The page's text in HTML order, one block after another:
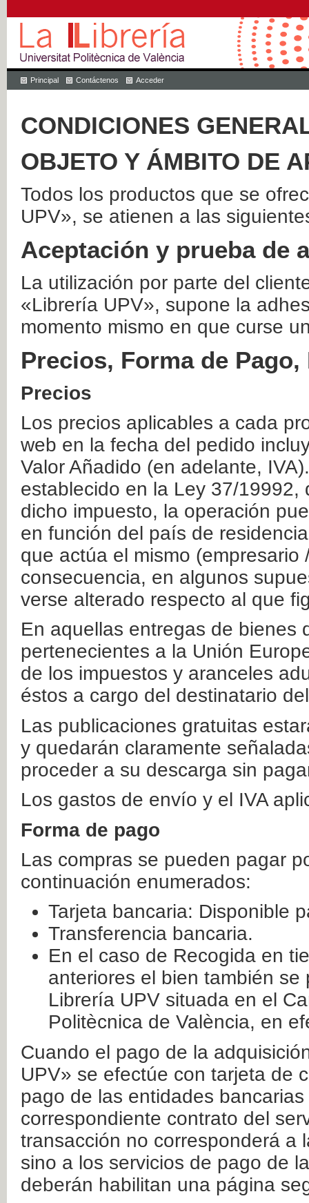
Principal Contáctenos Acceder
CONDICIONES
OBJETO Y ÁMBITO DE
Todos los productos que se
UPV», se atienen a las
Aceptación y prueba de
La utilización por parte del
«Librería UPV», supone la
momento mismo en que curse
Precios, Forma de
Precios
Los precios aplicables a cada
web en la fecha del pedido
Valor Añadido (en adelante,
establecido en la Ley 37/
dicho impuesto, la operación
en función del país de
que actúa el mismo
consecuencia, en algunos
verse alterado respecto al que
En aquellas entregas de bienes
pertenecientes a la Unión
de los impuestos y aranceles
éstos a cargo del destinatario
Las publicaciones gratuitas
y quedarán claramente
proceder a su descarga sin
Los gastos de envío y el IVA
Forma de pago
Las compras se pueden pagar
continuación enumerados:
Tarjeta bancaria: Disponible
Transferencia bancaria.
En el caso de Recogida en
anteriores el bien también
Librería UPV situada en el
Politècnica de València, en
Cuando el pago de la
UPV» se efectúe con tarjeta de
pago de las entidades
correspondiente contrato del
transacción no corresponderá a
sino a los servicios de pago de
deberán habilitan una página